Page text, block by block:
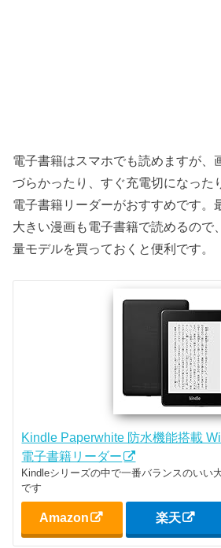
電子書籍はスマホでも読めますが、
づらかったり、すぐ充電切になった
電子書籍リーダーがおすすめです。
大きい漫画も電子書籍で読めるので
量モデルを買っておくと便利です。
Kindle Paperwhite 防水機能搭載
電子書籍リーダー
Kindleシリーズの中で一番バランスのいい
です
Amazon 楽天